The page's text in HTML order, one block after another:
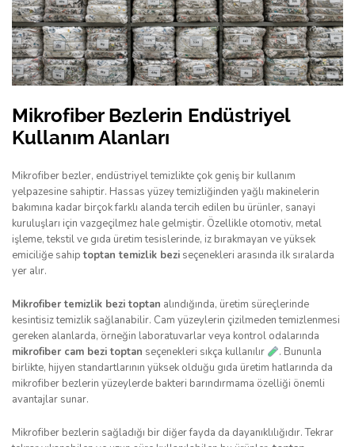
Mikrofiber Bezlerin Endüstriyel
Kullanım Alanları
Mikrofiber bezler, endüstriyel temizlikte çok geniş bir kullanım
yelpazesine sahiptir. Hassas yüzey temizliğinden yağlı makinelerin
bakımına kadar birçok farklı alanda tercih edilen bu ürünler, sanayi
kuruluşları için vazgeçilmez hale gelmiştir. Özellikle otomotiv, metal
işleme, tekstil ve gıda üretim tesislerinde, iz bırakmayan ve yüksek
emiciliğe sahiptoptan temizlik bezi seçenekleri arasında ilk sıralarda
yer alır.
Mikrofiber temizlik bezi toptan alındığında, üretim süreçlerinde
kesintisiz temizlik sağlanabilir. Cam yüzeylerin çizilmeden temizlenmesi
gereken alanlarda, örneğin laboratuvarlar veya kontrol odalarında
mikrofiber cam bezi toptan seçenekleri sıkça kullanılır
. Bununla
birlikte, hijyen standartlarının yüksek olduğu gıda üretim hatlarında da
mikrofiber bezlerin yüzeylerde bakteri barındırmama özelliği önemli
avantajlar sunar.
Mikrofiber bezlerin sağladığı bir diğer fayda da dayanıklılığıdır. Tekrar